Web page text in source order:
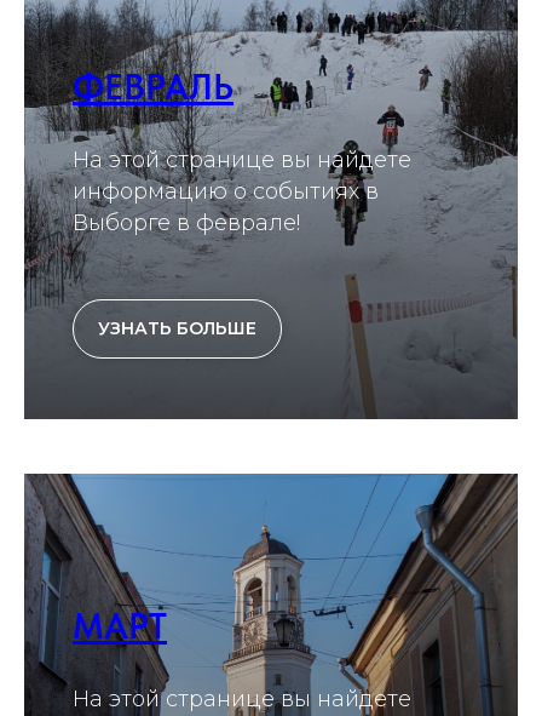
ФЕВРАЛЬ
На этой странице вы найдете
информацию о событиях в
Выборге в феврале!
УЗНАТЬ БОЛЬШЕ
МАРТ
На этой странице вы найдете